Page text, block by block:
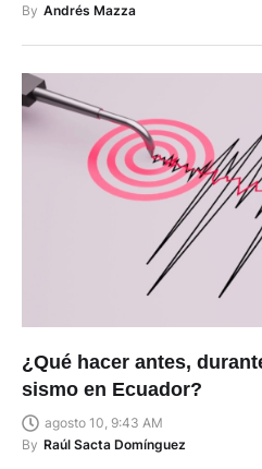
By Andrés Mazza
¿Qué hacer antes,
sismo en Ecuador?
agosto 10, 9:43 AM
By Raúl Sacta Domínguez